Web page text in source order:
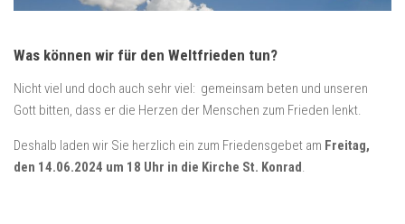
Was können wir für den Weltfrieden tun?
Nicht viel und doch auch sehr viel: gemeinsam beten und unseren
Gott bitten, dass er die Herzen der Menschen zum Frieden lenkt.
Deshalb laden wir Sie herzlich ein zum Friedensgebet am Freitag,
den 14.06.2024 um 18 Uhr in die Kirche St. Konrad.